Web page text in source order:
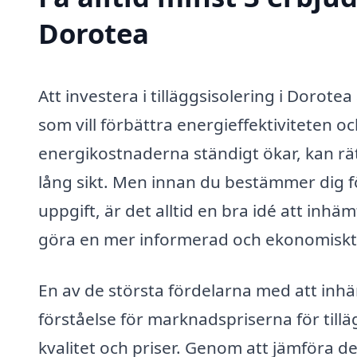
Dorotea
Att investera i tilläggsisolering i
som vill förbättra energieffektiviteten
energikostnaderna ständigt ökar, kan
lång sikt. Men innan du bestämmer
uppgift, är det alltid en bra idé att
göra en mer informerad och
En av de största fördelarna med att
förståelse för marknadspriserna för
kvalitet och priser. Genom att jämföra